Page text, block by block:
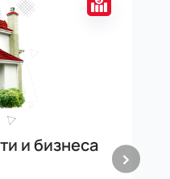
и бизнеса ›